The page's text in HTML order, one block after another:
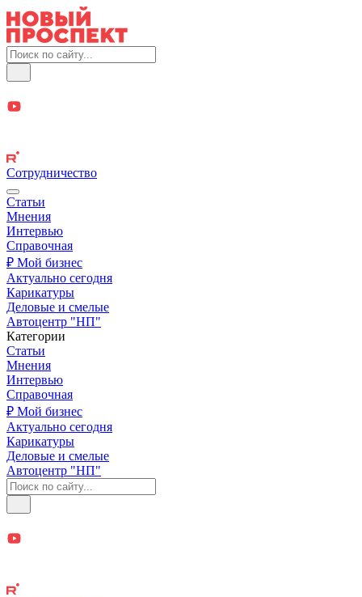
Сотрудничество
Статьи
Мнения
Интервью
Справочная
₽ Мой бизнес
Актуально сегодня
Карикатуры
Деловые и смелые
Автоцентр "НП"
Категории
Статьи
Мнения
Интервью
Справочная
₽ Мой бизнес
Актуально сегодня
Карикатуры
Деловые и смелые
Автоцентр "НП"